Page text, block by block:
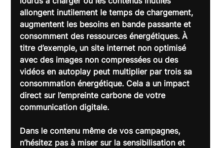
allongent inutilement le temps de chargement,
augmentent les besoins en bande passante et
consomment des ressources énergétiques. À
titre d’exemple, un site internet non optimisé
avec des images non compressées ou des
vidéos en autoplay peut multiplier par trois sa
consommation énergétique. Cela a un impact
direct sur l’empreinte carbone de votre
communication digitale.
Dans le contenu même de vos campagnes,
n’hésitez pas à miser sur la sensibilisation et